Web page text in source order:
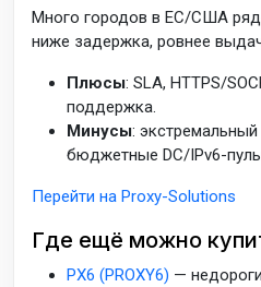
Много городов в ЕС/США
ниже задержка, ровнее
Плюсы: SLA, HTTPS/
поддержка.
Минусы:
бюджетные DC/IPv6-
Перейти на Proxy-Solutions
Где ещё можно
PX6 (PROXY6) —